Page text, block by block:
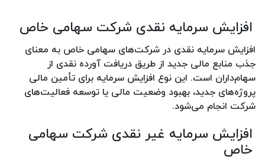
افزایش سرمایه نقدی شرکت سهامی خاص
افزایش سرمایه نقدی در شرکت‌های سهامی خاص به معنای
جذب منابع مالی جدید از طریق دریافت آورده نقدی از
سهام‌داران است. این نوع افزایش سرمایه برای تأمین مالی
پروژه‌های جدید، بهبود وضعیت مالی یا توسعه فعالیت‌های
شرکت انجام می‌شود.
افزایش سرمایه غیر نقدی شرکت سهامی
خاص